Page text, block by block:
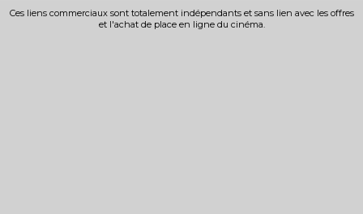
Ces liens commerciaux sont totalement indépendants et sans lien avec les offres
et l'achat de place en ligne du cinéma.